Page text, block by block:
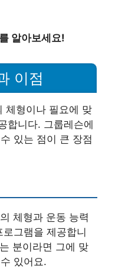
알아보세요!
이점
체형이나 필요에 맞
합니다. 그룹레슨에
있는 점이 큰 장점
체형과 운동 능력
그램을 제공합니
분이라면 그에 맞
있어요.